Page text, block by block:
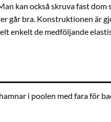
kan också skruva fast dom
går bra. Konstruktionen är
enkelt de medföljande
i poolen med fara för